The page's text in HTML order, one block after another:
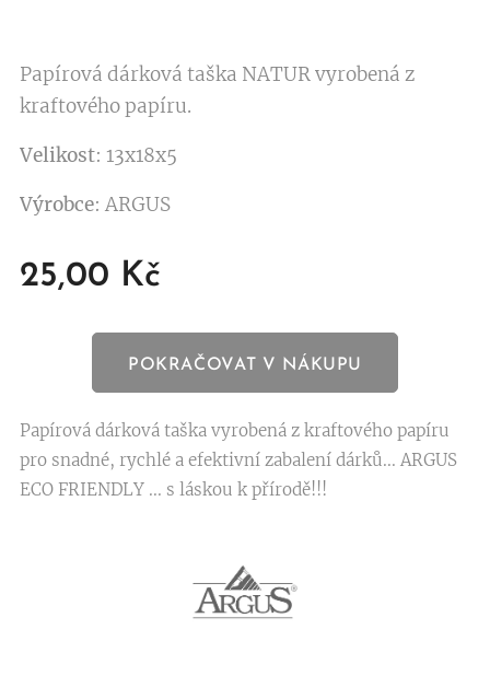
Papírová dárková taška NATUR vyrobená z
kraftového papíru.
Velikost: 13x18x5
Výrobce: ARGUS
25,00 Kč
POKRAČOVAT V NÁKUPU
Papírová dárková taška vyrobená z kraftového papíru
pro snadné, rychlé a efektivní zabalení dárků... ARGUS
ECO FRIENDLY ... s láskou k přírodě!!!